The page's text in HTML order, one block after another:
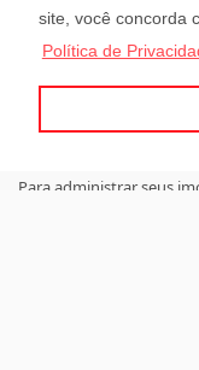
site, você concorda
Política de
Segunda a Sexta-
08h00 - 12h00 e
Sábado
Para administrar seus